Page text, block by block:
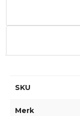
SKU
Merk